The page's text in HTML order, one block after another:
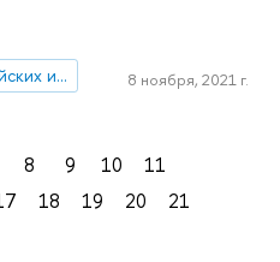
Центр комплексных европейских и международных исследований (ЦКЕМИ)
8 ноября, 2021 г.
8 9 10
11
18 19 20
21